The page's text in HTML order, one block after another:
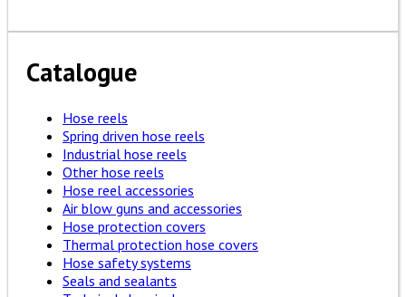
Catalogue
Hose reels
Spring driven hose reels
Industrial hose reels
Other hose reels
Hose reel accessories
Air blow guns and accessories
Hose protection covers
Thermal protection hose covers
Hose safety systems
Seals and sealants